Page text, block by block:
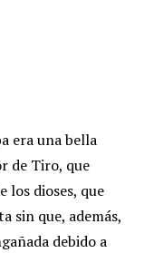
era una bella
de Tiro, que
los dioses, que
sin que, además,
debido a